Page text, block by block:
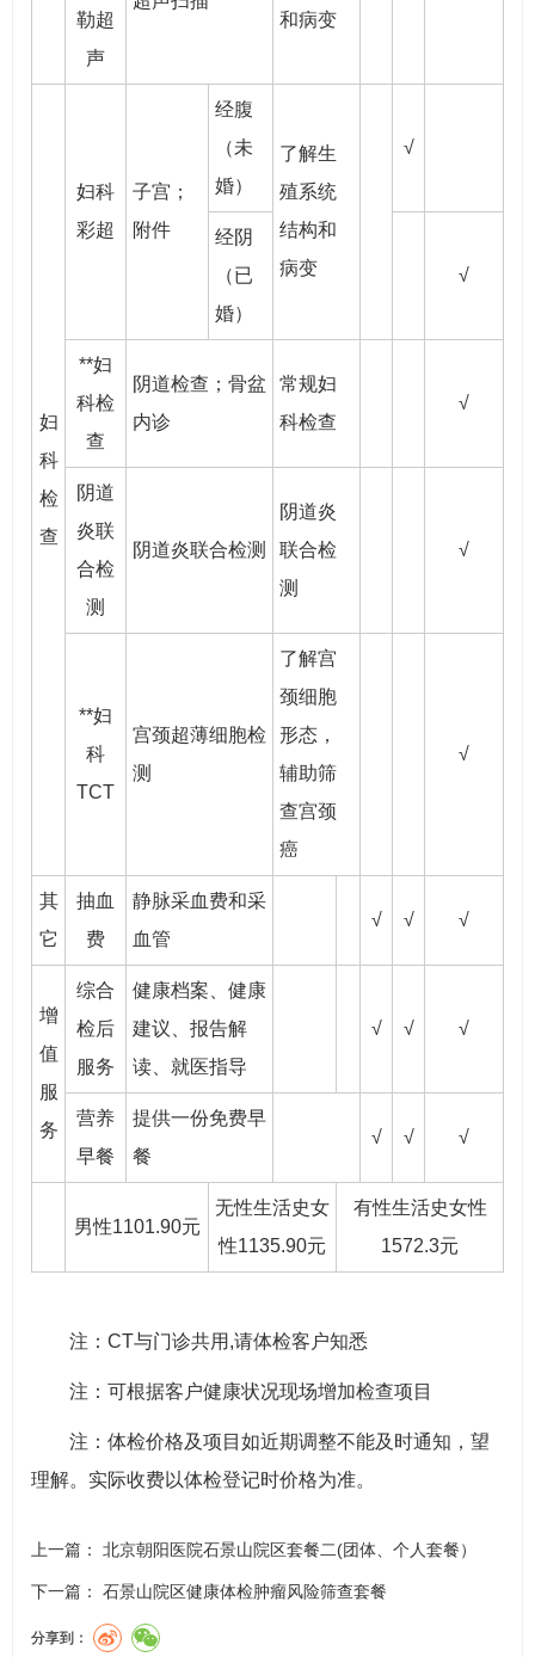
勒超
声
和病变
妇
科
检
查
妇科
彩超
子宫；
附件
经腹
（未
婚）
了解生
殖系统
结构和
病变
√
经阴
（已
婚）
√
**妇
科检
查
阴道检查；骨盆
内诊
常规妇
科检查
√
阴道
炎联
合检
测
阴道炎联合检测
阴道炎
联合检
测
√
**妇
科
TCT
宫颈超薄细胞检
测
了解宫
颈细胞
形态，
辅助筛
查宫颈
癌
√
其
它
抽血
费
静脉采血费和采
血管
√ √ √
增
值
服
务
综合
检后
服务
健康档案、健康
建议、报告解
读、就医指导
√ √ √
营养
早餐
提供一份免费早
餐
√ √ √
男性1101.90元
无性生活史女
性1135.90元
有性生活史女性
1572.3元
注：CT与门诊共用,请体检客户知悉
注：可根据客户健康状况现场增加检查项目
注：体检价格及项目如近期调整不能及时通知，望
理解。实际收费以体检登记时价格为准。
上一篇： 北京朝阳医院石景山院区套餐二(团体、个人套餐）
下一篇： 石景山院区健康体检肿瘤风险筛查套餐
分享到：